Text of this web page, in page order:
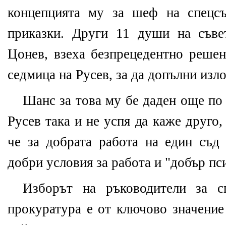
концепцията му за шеф на
приказки. Други 11 души на
Цонев, взеха безпрецедентно
седмица на Русев, за да допълни
Шанс за това му бе даден още по
Русев така и не успя да каже
че за добрата работа на един
добри условия за работа и "добър
Изборът на ръководители за
прокуратура е от ключово